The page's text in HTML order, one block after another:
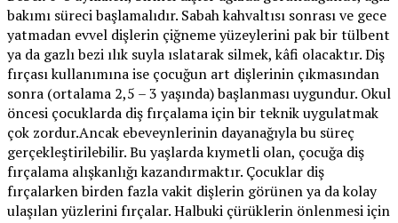
bakımı süreci başlamalıdır. Sabah kahvaltısı sonrası ve gece
yatmadan evvel dişlerin çiğneme yüzeylerini pak bir tülbent
ya da gazlı bezi ılık suyla ıslatarak silmek, kâfi olacaktır. Diş
fırçası kullanımına ise çocuğun art dişlerinin çıkmasından
sonra (ortalama 2,5 – 3 yaşında) başlanması uygundur. Okul
öncesi çocuklarda diş fırçalama için bir teknik uygulatmak
çok zordur.Ancak ebeveynlerinin dayanağıyla bu süreç
gerçekleştirilebilir. Bu yaşlarda kıymetli olan, çocuğa diş
fırçalama alışkanlığı kazandırmaktır. Çocuklar diş
fırçalarken birden fazla vakit dişlerin görünen ya da kolay
ulaşılan yüzlerini fırçalar. Halbuki çürüklerin önlenmesi için